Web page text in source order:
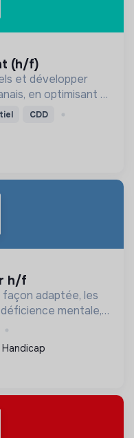
(h/f)
et développer
en optimisant la
la
CDD
h/f
adaptée, les
mentale,
Handicap